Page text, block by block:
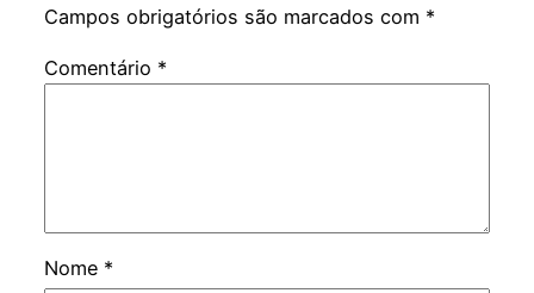
Campos obrigatórios são marcados com *
Comentário *
Nome *